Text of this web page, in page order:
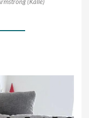
(Kalle)